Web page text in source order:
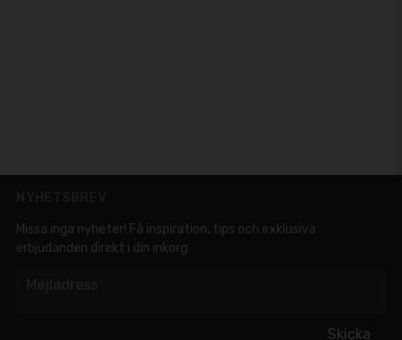
Skicka
Missa inga nyheter! Få inspiration, tips och exklusiva
erbjudanden direkt i din inkorg.